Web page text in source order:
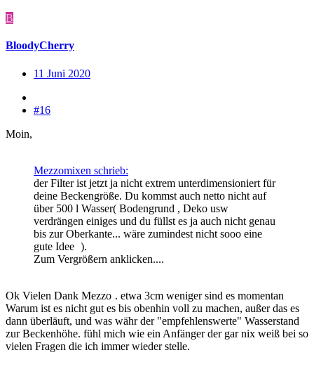
B
BloodyCherry
11 Juni 2020
#16
Moin,
Mezzomixen schrieb:
der Filter ist jetzt ja nicht extrem unterdimensioniert für
deine Beckengröße. Du kommst auch netto nicht auf
über 500 l Wasser( Bodengrund , Deko usw
verdrängen einiges und du füllst es ja auch nicht genau
bis zur Oberkante... wäre zumindest nicht sooo eine
gute Idee ).
Zum Vergrößern anklicken....
Ok Vielen Dank Mezzo . etwa 3cm weniger sind es momentan
Warum ist es nicht gut es bis obenhin voll zu machen, außer das es
dann überläuft, und was währ der "empfehlenswerte" Wasserstand
zur Beckenhöhe. fühl mich wie ein Anfänger der gar nix weiß bei so
vielen Fragen die ich immer wieder stelle.